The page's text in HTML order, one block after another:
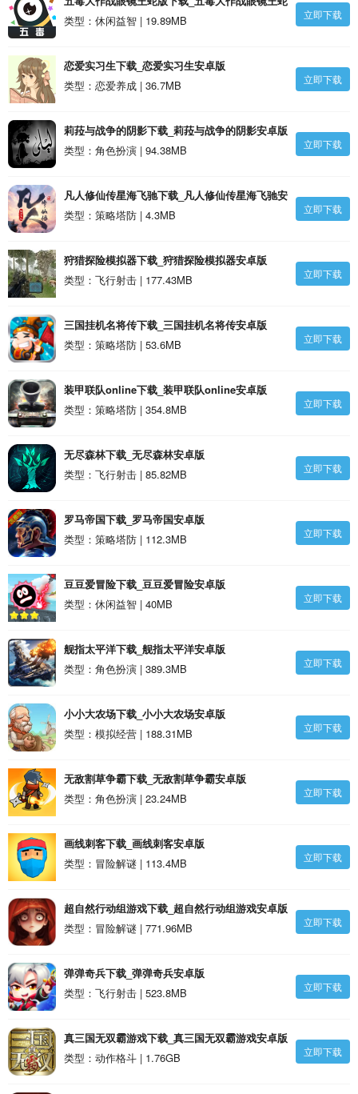
版安卓版
类型：休闲益智 | 19.89MB 立即下载
恋爱实习生下载_恋爱实习生安卓版
类型：恋爱养成 | 36.7MB
立即下载
莉菈与战争的阴影下载_莉菈与战争的阴影安卓版
类型：角色扮演 | 94.38MB
立即下载
凡人修仙传星海飞驰下载_凡人修仙传星海飞驰安
卓版
类型：策略塔防 | 4.3MB 立即下载
狩猎探险模拟器下载_狩猎探险模拟器安卓版
类型：飞行射击 | 177.43MB
立即下载
三国挂机名将传下载_三国挂机名将传安卓版
类型：策略塔防 | 53.6MB
立即下载
装甲联队online下载_装甲联队online安卓版
类型：策略塔防 | 354.8MB
立即下载
无尽森林下载_无尽森林安卓版
类型：飞行射击 | 85.82MB
立即下载
罗马帝国下载_罗马帝国安卓版
类型：策略塔防 | 112.3MB
立即下载
豆豆爱冒险下载_豆豆爱冒险安卓版
类型：休闲益智 | 40MB
立即下载
舰指太平洋下载_舰指太平洋安卓版
类型：角色扮演 | 389.3MB
立即下载
小小大农场下载_小小大农场安卓版
类型：模拟经营 | 188.31MB
立即下载
无敌割草争霸下载_无敌割草争霸安卓版
类型：角色扮演 | 23.24MB
立即下载
画线刺客下载_画线刺客安卓版
类型：冒险解谜 | 113.4MB
立即下载
超自然行动组游戏下载_超自然行动组游戏安卓版
类型：冒险解谜 | 771.96MB
立即下载
弹弹奇兵下载_弹弹奇兵安卓版
类型：飞行射击 | 523.8MB
立即下载
真三国无双霸游戏下载_真三国无双霸游戏安卓版
类型：动作格斗 | 1.76GB
立即下载